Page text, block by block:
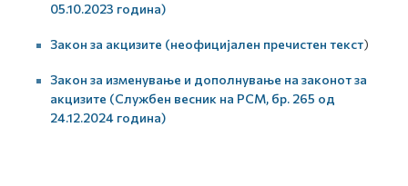
05.10.2023 година)
Закон за акцизите (неофицијален пречистен текст)
Закон за изменување и дополнување на законот за
акцизите (Службен весник на РСМ, бр. 265 од
24.12.2024 година)